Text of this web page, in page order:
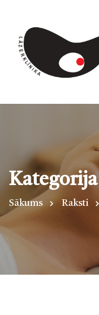
Sākums Raksti